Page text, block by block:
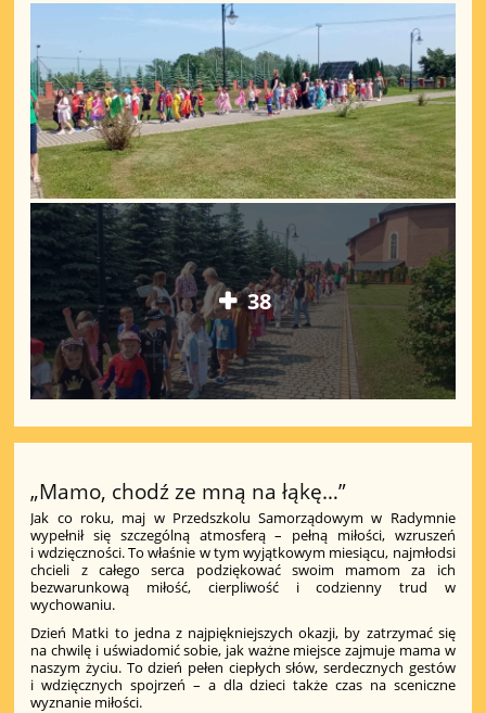
38
„Mamo, chodź ze mną na łąkę…”
Jak co roku, maj w Przedszkolu Samorządowym w Radymnie
wypełnił się szczególną atmosferą – pełną miłości, wzruszeń
i wdzięczności. To właśnie w tym wyjątkowym miesiącu, najmłodsi
chcieli z całego serca podziękować swoim mamom za ich
bezwarunkową miłość, cierpliwość i codzienny trud w
wychowaniu.
Dzień Matki to jedna z najpiękniejszych okazji, by zatrzymać się
na chwilę i uświadomić sobie, jak ważne miejsce zajmuje mama w
naszym życiu. To dzień pełen ciepłych słów, serdecznych gestów
i wdzięcznych spojrzeń – a dla dzieci także czas na sceniczne
wyznanie miłości.